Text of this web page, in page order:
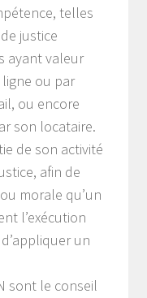
telles
justice
ayant valeur
ou par
ou encore
son locataire.
de son activité
afin de
morale qu’un
l’exécution
un
sont le conseil